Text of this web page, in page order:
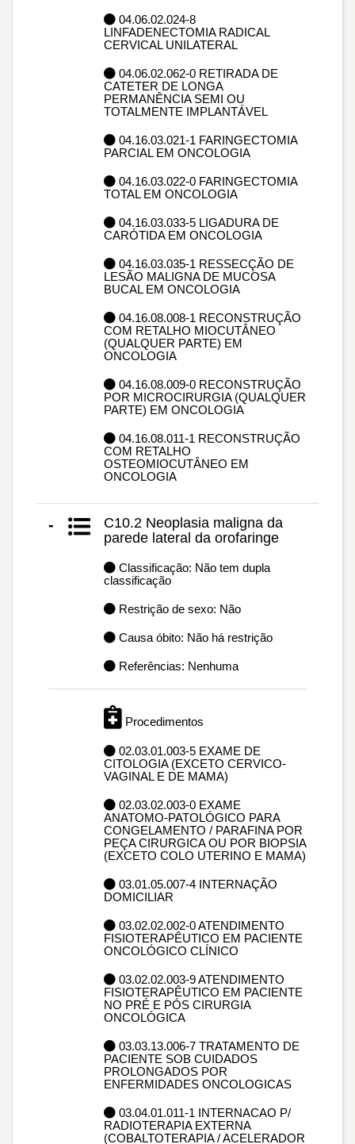
04.06.02.024-8
LINFADENECTOMIA RADICAL
CERVICAL UNILATERAL
04.06.02.062-0 RETIRADA DE
CATETER DE LONGA
PERMANÊNCIA SEMI OU
TOTALMENTE IMPLANTÁVEL
04.16.03.021-1 FARINGECTOMIA
PARCIAL EM ONCOLOGIA
04.16.03.022-0 FARINGECTOMIA
TOTAL EM ONCOLOGIA
04.16.03.033-5 LIGADURA DE
CARÓTIDA EM ONCOLOGIA
04.16.03.035-1 RESSECÇÃO DE
LESÃO MALIGNA DE MUCOSA
BUCAL EM ONCOLOGIA
04.16.08.008-1 RECONSTRUÇÃO
COM RETALHO MIOCUTÂNEO
(QUALQUER PARTE) EM
ONCOLOGIA
04.16.08.009-0 RECONSTRUÇÃO
POR MICROCIRURGIA (QUALQUER
PARTE) EM ONCOLOGIA
04.16.08.011-1 RECONSTRUÇÃO
COM RETALHO
OSTEOMIOCUTÂNEO EM
ONCOLOGIA
-
C10.2 Neoplasia maligna da
parede lateral da orofaringe
Classificação: Não tem dupla
classificação
Restrição de sexo: Não
Causa óbito: Não há restrição
Referências: Nenhuma
Procedimentos
02.03.01.003-5 EXAME DE
CITOLOGIA (EXCETO CERVICO-
VAGINAL E DE MAMA)
02.03.02.003-0 EXAME
ANATOMO-PATOLÓGICO PARA
CONGELAMENTO / PARAFINA POR
PEÇA CIRURGICA OU POR BIOPSIA
(EXCETO COLO UTERINO E MAMA)
03.01.05.007-4 INTERNAÇÃO
DOMICILIAR
03.02.02.002-0 ATENDIMENTO
FISIOTERAPÊUTICO EM PACIENTE
ONCOLÓGICO CLÍNICO
03.02.02.003-9 ATENDIMENTO
FISIOTERAPÊUTICO EM PACIENTE
NO PRÉ E PÓS CIRURGIA
ONCOLÓGICA
03.03.13.006-7 TRATAMENTO DE
PACIENTE SOB CUIDADOS
PROLONGADOS POR
ENFERMIDADES ONCOLOGICAS
03.04.01.011-1 INTERNACAO P/
RADIOTERAPIA EXTERNA
(COBALTOTERAPIA / ACELERADOR